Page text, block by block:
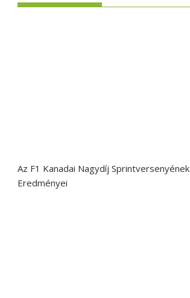
Az F1 Kanadai Nagydíj Sprintversenyének
Eredményei